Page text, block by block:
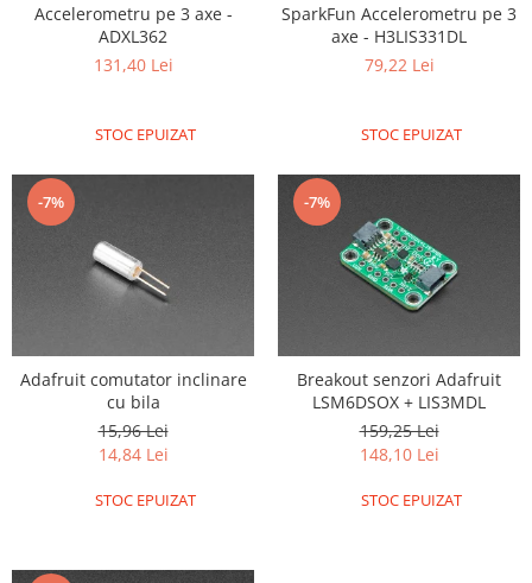
Accelerometru pe 3 axe -
ADXL362
131,40 Lei
STOC EPUIZAT
SparkFun Accelerometru pe 3
axe - H3LIS331DL
79,22 Lei
STOC EPUIZAT
-7%
Adafruit comutator inclinare
cu bila
15,96 Lei
14,84 Lei
STOC EPUIZAT
-7%
Breakout senzori Adafruit
LSM6DSOX + LIS3MDL
159,25 Lei
148,10 Lei
STOC EPUIZAT